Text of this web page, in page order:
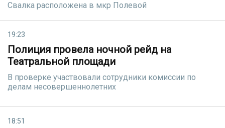
Свалка расположена в мкр Полевой
19:23
Полиция провела ночной рейд на
Театральной площади
В проверке участвовали сотрудники комиссии по
делам несовершеннолетних
18:51